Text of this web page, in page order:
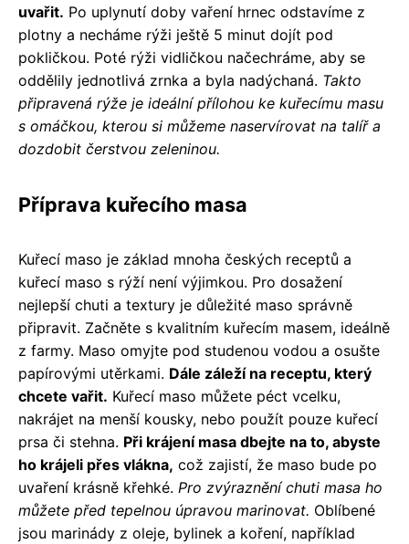
uvařit. Po uplynutí doby vaření hrnec odstavíme z
plotny a necháme rýži ještě 5 minut dojít pod
pokličkou. Poté rýži vidličkou načechráme, aby se
oddělily jednotlivá zrnka a byla nadýchaná. Takto
připravená rýže je ideální přílohou ke kuřecímu masu
s omáčkou, kterou si můžeme naservírovat na talíř a
dozdobit čerstvou zeleninou.
Příprava kuřecího masa
Kuřecí maso je základ mnoha českých receptů a
kuřecí maso s rýží není výjimkou. Pro dosažení
nejlepší chuti a textury je důležité maso správně
připravit. Začněte s kvalitním kuřecím masem, ideálně
z farmy. Maso omyjte pod studenou vodou a osušte
papírovými utěrkami. Dále záleží na receptu, který
chcete vařit. Kuřecí maso můžete péct vcelku,
nakrájet na menší kousky, nebo použít pouze kuřecí
prsa či stehna. Při krájení masa dbejte na to, abyste
ho krájeli přes vlákna, což zajistí, že maso bude po
uvaření krásně křehké. Pro zvýraznění chuti masa ho
můžete před tepelnou úpravou marinovat. Oblíbené
jsou marinády z oleje, bylinek a koření, například